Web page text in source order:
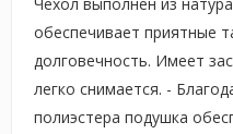
обеспечивает приятные
долговечность. Имеет
легко снимается. -
полиэстера подушка